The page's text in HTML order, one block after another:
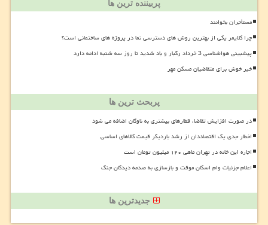
پربیننده ترین ها
مستأجران بخوانند
چرا کلایمر یکی از بهترین روش های دسترسی نما در پروژه های ساختمانی است؟
پیشبینی هواشناسی 3 خرداد رگبار و باد شدید تا روز سه شنبه ادامه دارد
خبر خوش برای متقاضیان مسکن مهر
پربحث ترین ها
در صورت افزایش تقاضا، قطارهای بیشتری به ناوگان اضافه می شود
اخطار جدی یک اقتصاددان از رشد باردیگر قیمت کالاهای اساسی
اجاره این خانه در تهران ماهی ۱۲۰ میلیون تومان است
اعلام جزئیات وام اسکان موقت و بازسازی به صدمه دیدگان جنگ
جدیدترین ها